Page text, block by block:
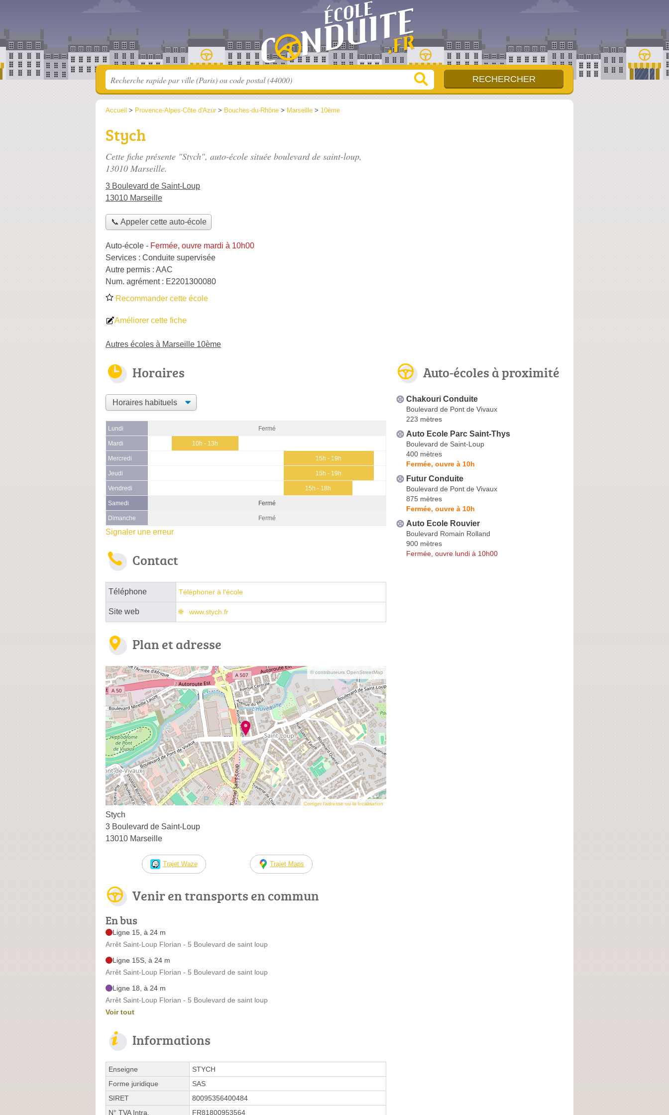
Accueil > Provence-Alpes-Côte d'Azur> Bouches-du-Rhône > Marseille > 10ème
Stych
Cette fiche présente "Stych", auto-école située boulevard de saint-loup,
13010 Marseille.
3 Boulevard de Saint-Loup
13010 Marseille
📞 Appeler cette auto-école
Auto-école - Fermée, ouvre mardi à 10h00
Services : Conduite supervisée
Autre permis : AAC
Num. agrément : E2201300080
Recommander cette école
Améliorer cette fiche
Autres écoles à Marseille 10ème
Horaires
Lundi Fermé
Mardi 10h - 13h
Mercredi 15h - 19h
Jeudi 15h - 19h
Vendredi 15h - 18h
Samedi Fermé
Dimanche Fermé
Signaler une erreur
Contact
Téléphone Téléphoner à l'école
Site web www.stych.fr
Plan et adresse
© contributeurs OpenStreetMap
Corriger l’adresse ou la localisation
Stych
3 Boulevard de Saint-Loup
13010 Marseille
Trajet Waze Trajet Maps
Venir en transports en commun
En bus
Ligne 15, à 24 m
Arrêt Saint-Loup Florian - 5 Boulevard de saint loup
Ligne 15S, à 24 m
Arrêt Saint-Loup Florian - 5 Boulevard de saint loup
Ligne 18, à 24 m
Arrêt Saint-Loup Florian - 5 Boulevard de saint loup
Voir tout
Informations
Enseigne
STYCH
Forme juridique
SAS
SIRET
80095356400484
N° TVA Intra.
FR81800953564
Auto-écoles à proximité
Chakouri Conduite
Boulevard de Pont de Vivaux
223 mètres
Auto Ecole Parc Saint-Thys
Boulevard de Saint-Loup
400 mètres
Fermée, ouvre à 10h
Futur Conduite
Boulevard de Pont de Vivaux
875 mètres
Fermée, ouvre à 10h
Auto Ecole Rouvier
Boulevard Romain Rolland
900 mètres
Fermée, ouvre lundi à 10h00